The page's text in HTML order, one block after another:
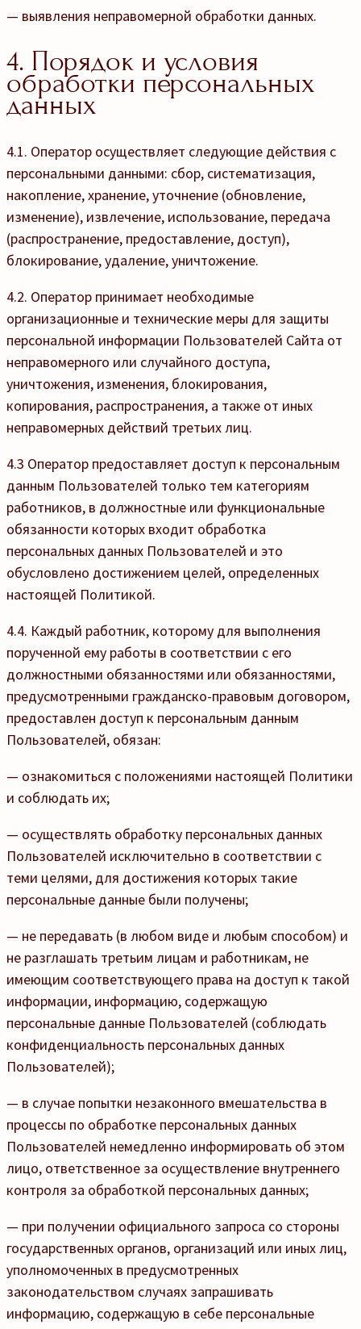
— выявления неправомерной обработки данных.
4. Порядок и условия
обработки персональных
данных
4.1. Оператор осуществляет следующие действия с
персональными данными: сбор, систематизация,
накопление, хранение, уточнение (обновление,
изменение), извлечение, использование, передача
(распространение, предоставление, доступ),
блокирование, удаление, уничтожение.
4.2. Оператор принимает необходимые
организационные и технические меры для защиты
персональной информации Пользователей Сайта от
неправомерного или случайного доступа,
уничтожения, изменения, блокирования,
копирования, распространения, а также от иных
неправомерных действий третьих лиц.
4.3 Оператор предоставляет доступ к персональным
данным Пользователей только тем категориям
работников, в должностные или функциональные
обязанности которых входит обработка
персональных данных Пользователей и это
обусловлено достижением целей, определенных
настоящей Политикой.
4.4. Каждый работник, которому для выполнения
порученной ему работы в соответствии с его
должностными обязанностями или обязанностями,
предусмотренными гражданско-правовым договором,
предоставлен доступ к персональным данным
Пользователей, обязан:
— ознакомиться с положениями настоящей Политики
и соблюдать их;
— осуществлять обработку персональных данных
Пользователей исключительно в соответствии с
теми целями, для достижения которых такие
персональные данные были получены;
— не передавать (в любом виде и любым способом) и
не разглашать третьим лицам и работникам, не
имеющим соответствующего права на доступ к такой
информации, информацию, содержащую
персональные данные Пользователей (соблюдать
конфиденциальность персональных данных
Пользователей);
— в случае попытки незаконного вмешательства в
процессы по обработке персональных данных
Пользователей немедленно информировать об этом
лицо, ответственное за осуществление внутреннего
контроля за обработкой персональных данных;
— при получении официального запроса со стороны
государственных органов, организаций или иных лиц,
уполномоченных в предусмотренных
законодательством случаях запрашивать
информацию, содержащую в себе персональные